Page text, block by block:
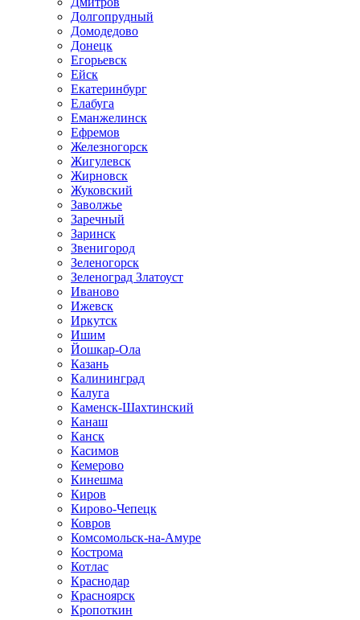
Долгопрудный
Домодедово
Донецк
Егорьевск
Ейск
Екатеринбург
Елабуга
Еманжелинск
Ефремов
Железногорск
Жигулевск
Жирновск
Жуковский
Заволжье
Заречный
Заринск
Звенигород
Зеленогорск
Зеленоград Златоуст
Иваново
Ижевск
Иркутск
Ишим
Йошкар-Ола
Казань
Калининград
Калуга
Каменск-Шахтинский
Канаш
Канск
Касимов
Кемерово
Кинешма
Киров
Кирово-Чепецк
Ковров
Комсомольск-на-Амуре
Кострома
Котлас
Краснодар
Красноярск
Кропоткин